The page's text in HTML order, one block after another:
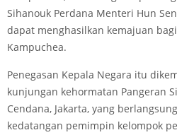
Sihanouk Perdana Menteri Hun
dapat menghasilkan kemajuan
Kampuchea.
Penegasan Kepala Negara itu
kunjungan kehormatan Pangeran
Cendana, Jakarta, yang
kedatangan pemimpin kelompok